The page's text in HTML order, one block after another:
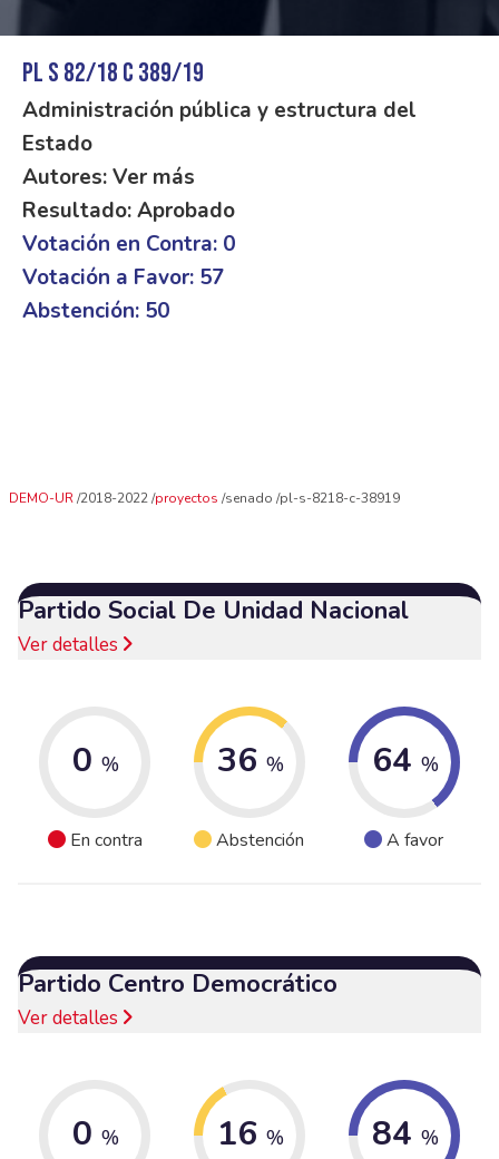
PL S 82/18 C 389/19
Administración pública y estructura del
Estado
Autores: Ver más
Resultado: Aprobado
Votación en Contra: 0
Votación a Favor: 57
Abstención: 50
DEMO-UR 2018-2022 proyectos senado pl-s-8218-c-38919
Partido Social De Unidad Nacional
Ver detalles
0 %
En contra
36 %
Abstención
64 %
A favor
Partido Centro Democrático
Ver detalles
0 % 16 % 84 %